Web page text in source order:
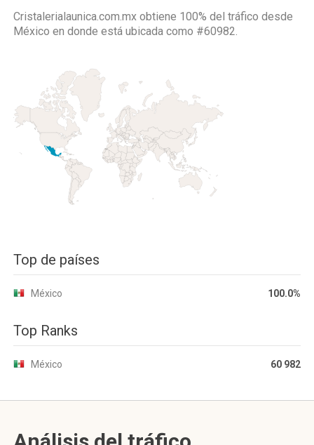
Cristalerialaunica.com.mx obtiene 100% del tráfico desde
México en donde está ubicada como #60982.
Top de países
México 100.0%
Top Ranks
México 60 982